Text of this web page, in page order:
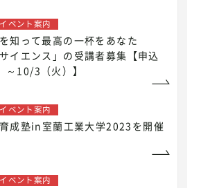
イベント案内
知って最高の一杯をあなた
イエンス」の受講者募集【申込
10/3（火）】
イベント案内
成塾in室蘭工業大学2023を開催
イベント案内